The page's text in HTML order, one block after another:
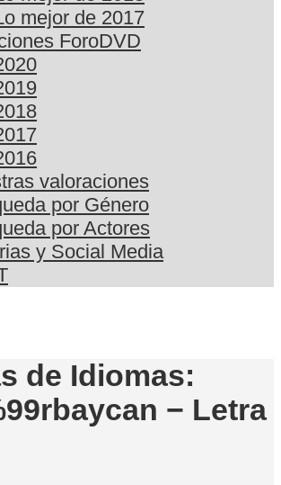
mejor de 2017
ForoDVD
valoraciones
por Género
por Actores
y Social Media
de Idiomas:
− Letra